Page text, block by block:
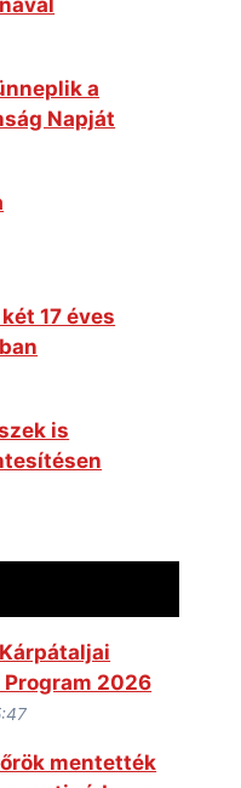
a
Napját
17 éves
is
2026
mentették